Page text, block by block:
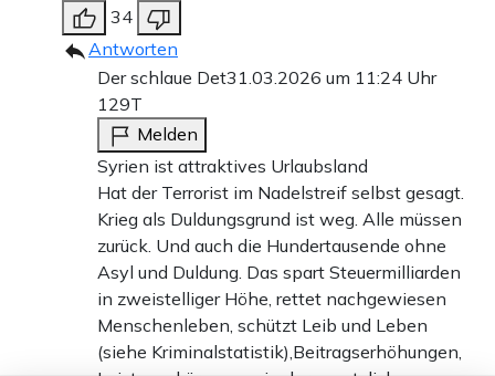
34
Antworten
Der schlaue Det31.03.2026 um 11:24 Uhr
129T
Melden
Syrien ist attraktives Urlaubsland
Hat der Terrorist im Nadelstreif selbst gesagt.
Krieg als Duldungsgrund ist weg. Alle müssen
zurück. Und auch die Hundertausende ohne
Asyl und Duldung. Das spart Steuermilliarden
in zweistelliger Höhe, rettet nachgewiesen
Menschenleben, schützt Leib und Leben
(siehe Kriminalstatistik),Beitragserhöhungen,